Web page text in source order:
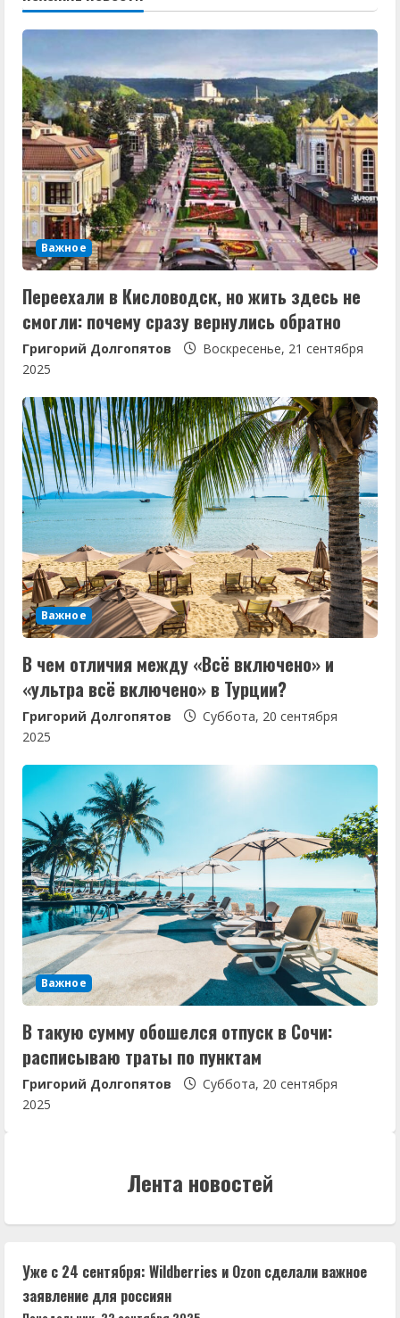
и
т
ь
ч
т
е
н
и
е
Важное
Переехали в Кисловодск, но жить здесь не
смогли: почему сразу вернулись обратно
Григорий Долгопятов
Воскресенье, 21 сентября
2025
Важное
В чем отличия между «Всё включено» и
«ультра всё включено» в Турции?
Григорий Долгопятов
Суббота, 20 сентября
2025
Важное
В такую сумму обошелся отпуск в Сочи:
расписываю траты по пунктам
Григорий Долгопятов
Суббота, 20 сентября
2025
Лента новостей
Уже с 24 сентября: Wildberries и Ozon сделали важное
заявление для россиян